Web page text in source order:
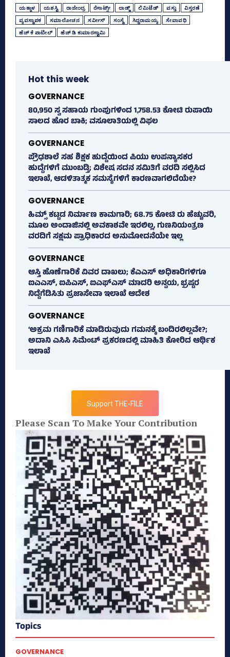
ಯತ್ನಾಳ ಯಶಸ್ವಿ ರಾಜೇಂದ್ರ ರೆಸಾರ್ಟ್ಸ್‌ ಲಾಡ್ಜ್‌ ಲಿಮಿಟೆಡ್‌ ವಸ್ತು ವಿಸ್ತರಣೆ
ವ್ಯವಸ್ಥಾಪಕ ಸಮಾಲೋಚನ ಸರ್ವೀಸ್‌ ಸಂಸ್ಥೆ ಸಿದ್ದರಾಮಯ್ಯ ಸೇವಾವಧಿ
ಹೆಚ್‌ ಕೆ ಪಾಟೀಲ್‌ ಹೆಚ್‌ ಡಿ ಕುಮಾರಸ್ವಾಮಿ
Hot this week
GOVERNANCE
80,950 ಸ್ವ ಸಹಾಯ ಗುಂಪುಗಳಿಂದ 1,758.53 ಕೋಟಿ ರುಪಾಯಿ
ಸಾಲದ ಹೊರ ಬಾಕಿ; ವಸೂಲಾತಿಯಲ್ಲಿ ವಿಫಲ
GOVERNANCE
ಪ್ರೌಢಶಾಲೆ ಸಹ ಶಿಕ್ಷಕ ಹುದ್ದೆಯಿಂದ ಪಿಯು ಉಪನ್ಯಾಸಕರ
ಹುದ್ದೆಗಳಿಗೆ ಮುಂಬಡ್ತಿ; ವಿಶೇಷ ಸದನ ಸಮಿತಿಗೆ ವರದಿ ಸಲ್ಲಿಸಿದ
ಇಲಾಖೆ, ಆಡಳಿತಾತ್ಮಕ ಸಮಸ್ಯೆಗಳಿಗೆ ಕಾರಣವಾಗಲಿದೆಯೇ?
GOVERNANCE
ಹಿಮ್ಸ್‌ ಕಟ್ಟಡ ನಿರ್ಮಾಣ ಕಾಮಗಾರಿ; 68.75 ಕೋಟಿ ರು ಹೆಚ್ಚುವರಿ,
ಮೂಲ ಅಂದಾಜಿನಲ್ಲಿ ಅವಕಾಶವೇ ಇರಲಿಲ್ಲ, ಗುಣನಿಯಂತ್ರಣ
ವರದಿಗೆ ಸಕ್ಷಮ ಪ್ರಾಧಿಕಾರದ ಅನುಮೋದನೆಯೇ ಇಲ್ಲ
GOVERNANCE
ಆಸ್ತಿ ಹೊಣೆಗಾರಿಕೆ ವಿವರ ದಾಖಲು; ಕೆಎಎಸ್ ಅಧಿಕಾರಿಗಳಿಗೂ
ಐಎಎಸ್‌, ಐಪಿಎಸ್‌, ಐಎಫ್‌ಎಸ್‌ ಮಾದರಿ ಅನ್ವಯ, ಭ್ರಷ್ಟರ
ನಿದ್ದೆಗೆಡಿಸಿತು ಪ್ರಜಾಸೇವಾ ಇಲಾಖೆ ಆದೇಶ
GOVERNANCE
‘ಅಕ್ರಮ ಗಣಿಗಾರಿಕೆ ಮಾಡಿರುವುದು ಗಮನಕ್ಕೆ ಬಂದಿರಲಿಲ್ಲವೇ?;
ಅದಾನಿ ಎಸಿಸಿ ಸಿಮೆಂಟ್ ಪ್ರಕರಣದಲ್ಲಿ ಮಾಹಿತಿ ಕೋರಿದ ಆರ್ಥಿಕ
ಇಲಾಖೆ
Support THE-FILE
Please Scan To Make Your Contribution
Topics
GOVERNANCE